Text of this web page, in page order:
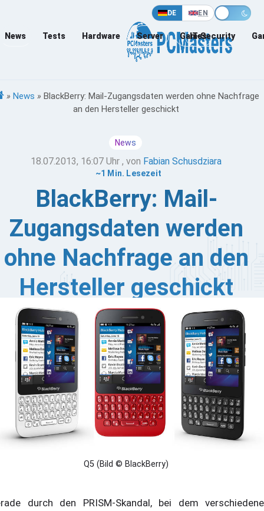
DE EN
News Tests Hardware Server Games
IT-Security
» News » BlackBerry: Mail-Zugangsdaten werden ohne Nachfrage
an den Hersteller geschickt
News
18.07.2013, 16:07 Uhr , von Fabian Schusdziara
~1 Min. Lesezeit
BlackBerry: Mail-
Zugangsdaten werden
ohne Nachfrage an den
Hersteller geschickt
ein BlackBerry-Smartphones mit BlackBerry OS 10
und über sein Gerät E-Mails verfasst und abruft,
dringend sein Passwort ändern! Wie nämlich
Marc Heuse den Experten von heise
mitgeteilt hat, werden bei der Einrichtung des
Accounts sowohl die E-Mail-Adresse als auch das
Passwort über eine verschlüsselte HTTPS-
an den Hersteller geschickt; dieser kann die
aber spielend einfach entschlüsseln und auslesen.
Q5 (Bild © BlackBerry)
durch den PRISM-Skandal, bei dem verschiedene